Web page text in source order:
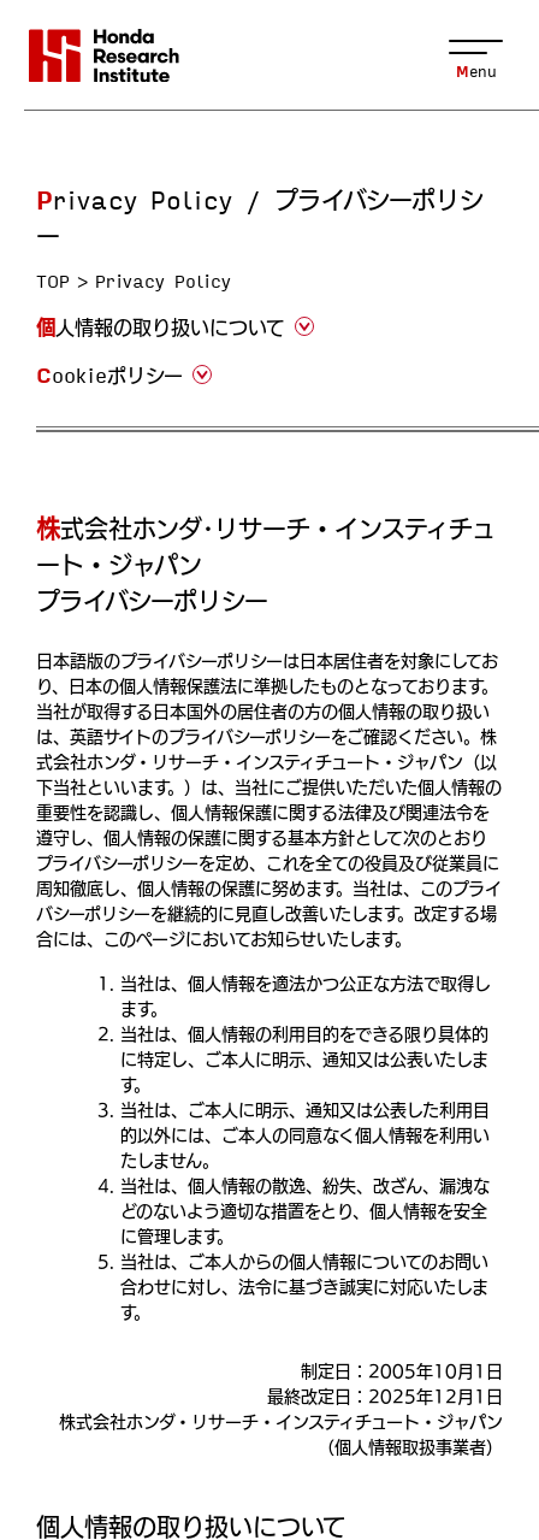
Menu
Privacy Policy / プライバシーポリシ
ー
TOP Privacy Policy
個人情報の取り扱いについて
Cookieポリシー
株式会社ホンダ･リサーチ・インスティチュ
ート・ジャパン
プライバシーポリシー
日本語版のプライバシーポリシーは日本居住者を対象にしてお
り、日本の個人情報保護法に準拠したものとなっております。
当社が取得する日本国外の居住者の方の個人情報の取り扱い
は、英語サイトのプライバシーポリシーをご確認ください。株
式会社ホンダ・リサーチ・インスティチュート・ジャパン（以
下当社といいます。）は、当社にご提供いただいた個人情報の
重要性を認識し、個人情報保護に関する法律及び関連法令を
遵守し、個人情報の保護に関する基本方針として次のとおり
プライバシーポリシーを定め、これを全ての役員及び従業員に
周知徹底し、個人情報の保護に努めます。当社は、このプライ
バシーポリシーを継続的に見直し改善いたします。改定する場
合には、このページにおいてお知らせいたします。
当社は、個人情報を適法かつ公正な方法で取得し
ます。
当社は、個人情報の利用目的をできる限り具体的
に特定し、ご本人に明示、通知又は公表いたしま
す。
当社は、ご本人に明示、通知又は公表した利用目
的以外には、ご本人の同意なく個人情報を利用い
たしません。
当社は、個人情報の散逸、紛失、改ざん、漏洩な
どのないよう適切な措置をとり、個人情報を安全
に管理します。
当社は、ご本人からの個人情報についてのお問い
合わせに対し、法令に基づき誠実に対応いたしま
す。
制定日：2005年10月1日
最終改定日：2025年12月1日
株式会社ホンダ・リサーチ・インスティチュート・ジャパン
（個人情報取扱事業者）
個人情報の取り扱いについて